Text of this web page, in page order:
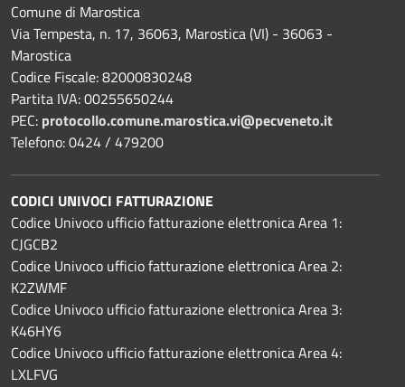
Comune di Marostica
Via Tempesta, n. 17, 36063, Marostica (VI) - 36063 -
Marostica
Codice Fiscale: 82000830248
Partita IVA: 00255650244
PEC: protocollo.comune.marostica.vi@pecveneto.it
Telefono: 0424 / 479200
CODICI UNIVOCI FATTURAZIONE
Codice Univoco ufficio fatturazione elettronica Area 1:
CJGCB2
Codice Univoco ufficio fatturazione elettronica Area 2:
K2ZWMF
Codice Univoco ufficio fatturazione elettronica Area 3:
K46HY6
Codice Univoco ufficio fatturazione elettronica Area 4:
LXLFVG